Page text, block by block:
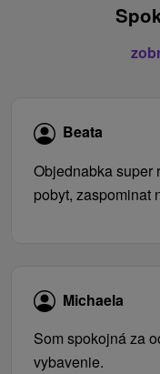
Beata
Objednabka super
pobyt, zaspominat
Michaela
Som spokojná za
vybavenie.